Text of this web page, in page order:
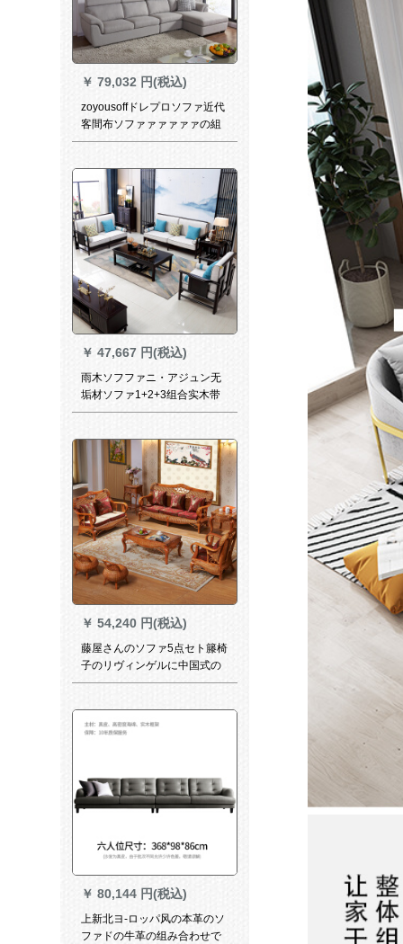
￥ 79,032 円(税込)
zoyousoffドレプロソファ近代
客間布ソファァァァァァの組
み合わせせらウォーウォーウ
ーカーカーードトラック3510
図色転二件正＋休単＋両手り1
人掛けます。
￥ 47,667 円(税込)
雨木ソフファニ・アジュン无
垢材ソファ1+2+3组合实木带
ドレピファァァァン禅意铜木
￥ 54,240 円(税込)
藤屋さんのソファ5点セト籐椅
子のリヴィンゲルに中国式の
カジュアジップ家具5点セジッ
￥ 80,144 円(税込)
上新北ヨ-ロッパ风の本革のソ
ファドの牛革の组み合わせで